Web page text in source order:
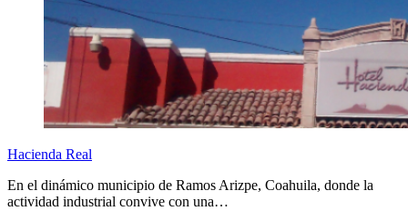
Hacienda Real
En el dinámico municipio de Ramos Arizpe, Coahuila, donde la
actividad industrial convive con una…